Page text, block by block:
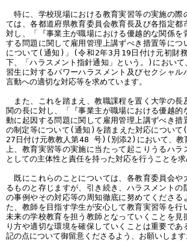
特に、学校現場における教育実習等の実施の際
ては、各都道府県教育委員会教育長及び各指定都
対し、「『事業主が職場における優越的な関係を
する問題に関して雇用管理上講ずべき措置等につ
について(通知)」(令和2年3月19日付け元初財
下、「ハラスメント指針通知」という。)において
習生に対するパワーハラスメント及びセクシャル
言動への適切な対応等を求めています。
また、これを踏まえ、教職課程を置く大学の長
関の長に対し、「『事業主が職場における優越的
動に起因する問題に関して雇用管理上講ずべき措
の制定等について(通知)を踏まえた対応につい
27日付け元教教人第48 号)(別添2)において、教
上、教育実習等の実施に当たって起こりうるハ
としての主体性と責任を持った対応を行うことを求
既にこれらのことについては、各教育委員会や
るものと存じますが、引き続き、ハラスメントの
の事例やその対応等の周知徹底に努めてくださる
た、教師を目指す学生が安心して教育実習等を行
未来の学校教育を担う教師となっていくことを見
り方や適切な環境を確保していくことは重要であ
記の点について御留意くださるよう、お願いします